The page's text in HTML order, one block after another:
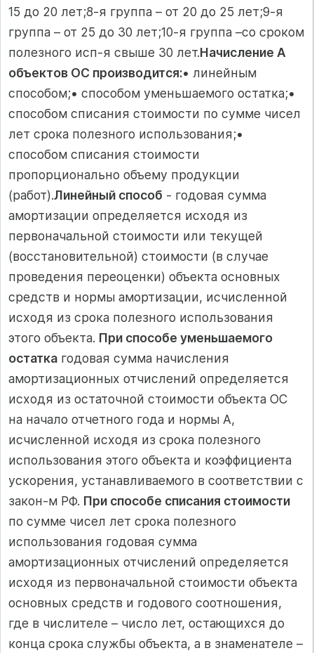
15 до 20 лет;8-я группа – от 20 до 25 лет;9-я
группа – от 25 до 30 лет;10-я группа –со сроком
полезного исп-я свыше 30 лет.Начисление А
объектов ОС производится:• линейным
способом;• способом уменьшаемого остатка;•
способом списания стоимости по сумме чисел
лет срока полезного использования;•
способом списания стоимости
пропорционально объему продукции
(работ).Линейный способ - годовая сумма
амортизации определяется исходя из
первоначальной стоимости или текущей
(восстановительной) стоимости (в случае
проведения переоценки) объекта основных
средств и нормы амортизации, исчисленной
исходя из срока полезного использования
этого объекта. При способе уменьшаемого
остатка годовая сумма начисления
амортизационных отчислений определяется
исходя из остаточной стоимости объекта ОС
на начало отчетного года и нормы А,
исчисленной исходя из срока полезного
использования этого объекта и коэффициента
ускорения, устанавливаемого в соответствии с
закон-м РФ. При способе списания стоимости
по сумме чисел лет срока полезного
использования годовая сумма
амортизационных отчислений определяется
исходя из первоначальной стоимости объекта
основных средств и годового соотношения,
где в числителе – число лет, остающихся до
конца срока службы объекта, а в знаменателе –